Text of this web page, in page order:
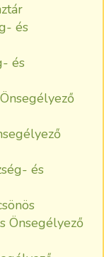
és
és
és
Önsegélyező